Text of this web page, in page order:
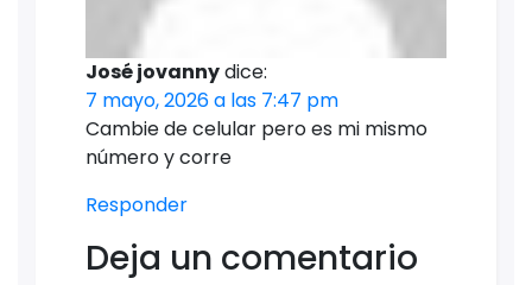
José jovannydice:
7 mayo, 2026 a las 7:47 pm
Cambie de celular pero es mi mismo
número y corre
Responder
Deja un comentario